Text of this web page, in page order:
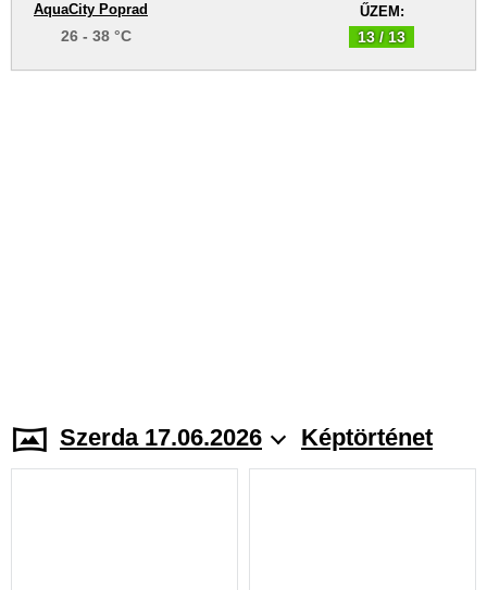
ŰZEM:
13 / 13
AquaCity Poprad
26 - 38 °C
Szerda 17.06.2026 Képtörténet